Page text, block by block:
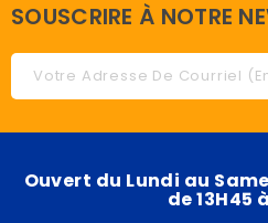
SOUSCRIRE À NOTRE
Ouvert du Lundi au
de 13H45